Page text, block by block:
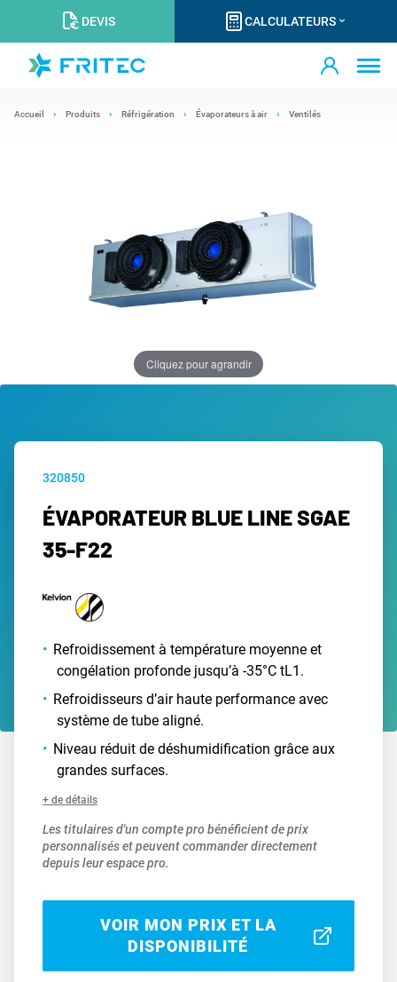
DEVIS CALCULATEURS
Accueil Produits Réfrigération Évaporateurs à air Ventilés
Cliquez pour agrandir
320850
ÉVAPORATEUR BLUE LINE SGAE
35-F22
Refroidissement à température moyenne et
congélation profonde jusqu’à -35°C tL1.
Refroidisseurs d’air haute performance avec
système de tube aligné.
Niveau réduit de déshumidification grâce aux
grandes surfaces.
+ de détails
Les titulaires d'un compte pro bénéficient de prix
personnalisés et peuvent commander directement
depuis leur espace pro.
VOIR MON PRIX ET LA
DISPONIBILITÉ